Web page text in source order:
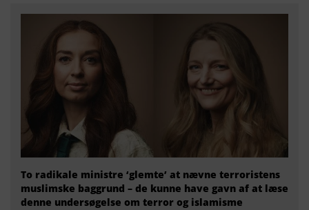
To radikale ministre ‘glemte’ at nævne terroristens
muslimske baggrund – de kunne have gavn af at læse
denne undersøgelse om terror og islamisme